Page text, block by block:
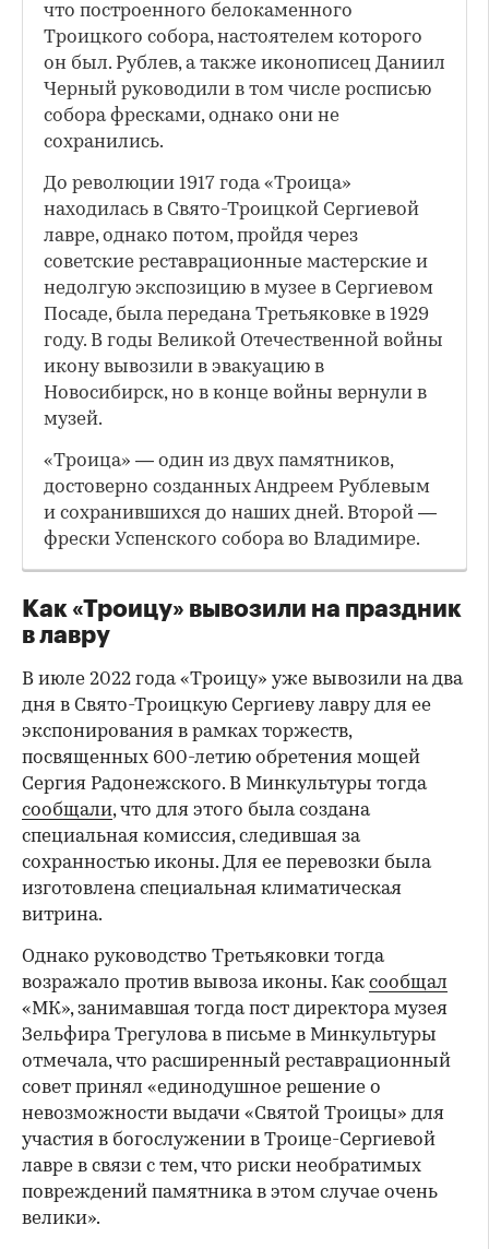
что построенного белокаменного
Троицкого собора, настоятелем которого
он был. Рублев, а также иконописец Даниил
Черный руководили в том числе росписью
собора фресками, однако они не
сохранились.
До революции 1917 года «Троица»
находилась в Свято-Троицкой Сергиевой
лавре, однако потом, пройдя через
советские реставрационные мастерские и
недолгую экспозицию в музее в Сергиевом
Посаде, была передана Третьяковке в 1929
году. В годы Великой Отечественной войны
икону вывозили в эвакуацию в
Новосибирск, но в конце войны вернули в
музей.
«Троица» — один из двух памятников,
достоверно созданных Андреем Рублевым
и сохранившихся до наших дней. Второй —
фрески Успенского собора во Владимире.
Как «Троицу» вывозили на праздник
в лавру
В июле 2022 года «Троицу» уже вывозили на два
дня в Свято-Троицкую Сергиеву лавру для ее
экспонирования в рамках торжеств,
посвященных 600-летию обретения мощей
Сергия Радонежского. В Минкультуры тогда
сообщали, что для этого была создана
специальная комиссия, следившая за
сохранностью иконы. Для ее перевозки была
изготовлена специальная климатическая
витрина.
Однако руководство Третьяковки тогда
возражало против вывоза иконы. Как сообщал
«МК», занимавшая тогда пост директора музея
Зельфира Трегулова в письме в Минкультуры
отмечала, что расширенный реставрационный
совет принял «единодушное решение о
невозможности выдачи «Святой Троицы» для
участия в богослужении в Троице-Сергиевой
лавре в связи с тем, что риски необратимых
повреждений памятника в этом случае очень
велики».